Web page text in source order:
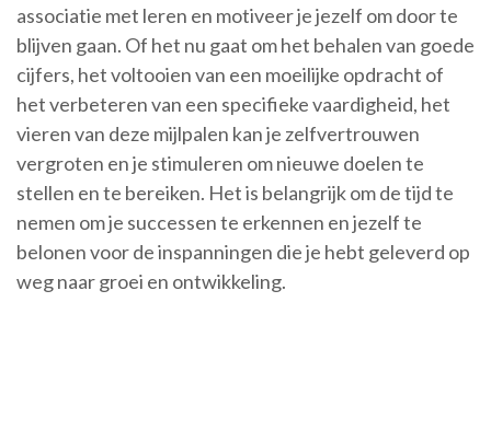
associatie met leren en motiveer je jezelf om door te
blijven gaan. Of het nu gaat om het behalen van goede
cijfers, het voltooien van een moeilijke opdracht of
het verbeteren van een specifieke vaardigheid, het
vieren van deze mijlpalen kan je zelfvertrouwen
vergroten en je stimuleren om nieuwe doelen te
stellen en te bereiken. Het is belangrijk om de tijd te
nemen om je successen te erkennen en jezelf te
belonen voor de inspanningen die je hebt geleverd op
weg naar groei en ontwikkeling.